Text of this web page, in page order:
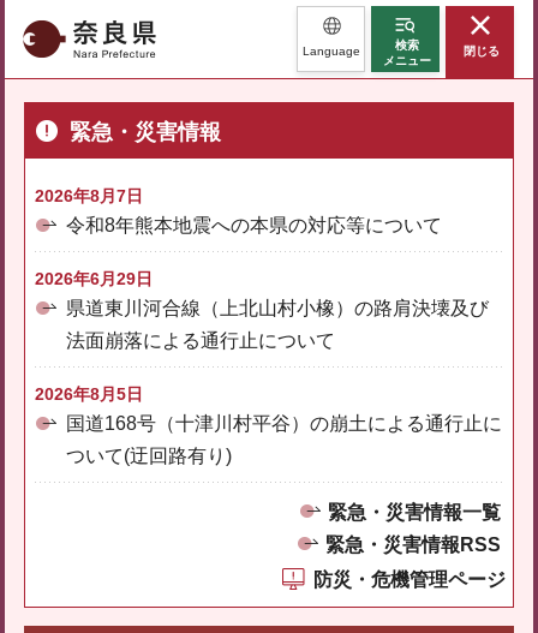
奈良県 Language
検索
メニュー
閉じる
緊急・災害情報
2026年8月7日
令和8年熊本地震への本県の対応等について
2026年6月29日
県道東川河合線（上北山村小橡）の路肩決壊及び
法面崩落による通行止について
2026年8月5日
国道168号（十津川村平谷）の崩土による通行止に
ついて(迂回路有り)
緊急・災害情報一覧
緊急・災害情報RSS
防災・危機管理ページ